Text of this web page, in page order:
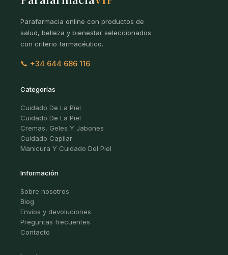
Parafarmacia online con productos de
salud, belleza y bienestar seleccionados
con criterio farmacéutico.
📞 +34 644 686 116
Categorías
Cuidado De La Piel
Cuidado De La Piel
Cremas, Geles Y Jabones
Cuidado Capilar
Manicura Y Cuidado Del Piel
Información
Sobre nosotros
Blog
Envíos y devoluciones
Preguntas frecuentes
Contacto